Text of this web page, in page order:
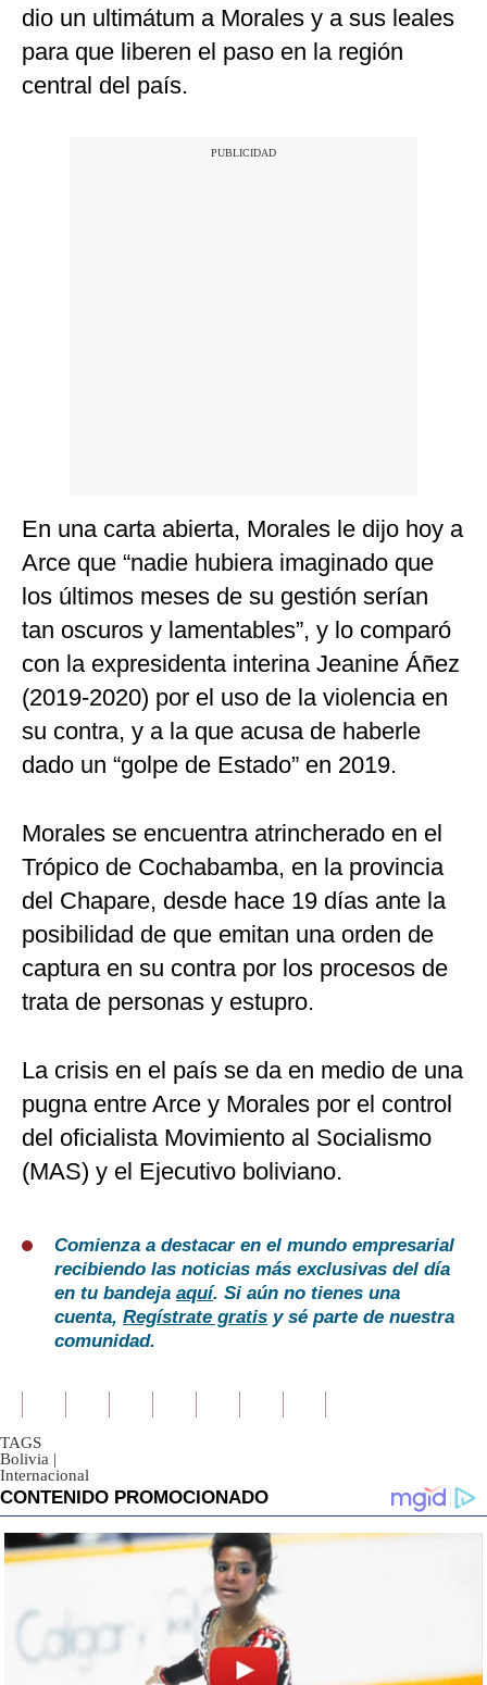
dio un ultimátum a Morales y a sus leales
para que liberen el paso en la región
central del país.
En una carta abierta, Morales le dijo hoy a
Arce que “nadie hubiera imaginado que
los últimos meses de su gestión serían
tan oscuros y lamentables”, y lo comparó
con la expresidenta interina Jeanine Áñez
(2019-2020) por el uso de la violencia en
su contra, y a la que acusa de haberle
dado un “golpe de Estado” en 2019.
Morales se encuentra atrincherado en el
Trópico de Cochabamba, en la provincia
del Chapare, desde hace 19 días ante la
posibilidad de que emitan una orden de
captura en su contra por los procesos de
trata de personas y estupro.
La crisis en el país se da en medio de una
pugna entre Arce y Morales por el control
del oficialista Movimiento al Socialismo
(MAS) y el Ejecutivo boliviano.
Comienza a destacar en el mundo empresarial
recibiendo las noticias más exclusivas del día
en tu bandeja aquí. Si aún no tienes una
cuenta, Regístrate gratis y sé parte de nuestra
comunidad.
TAGS
Bolivia |
Internacional